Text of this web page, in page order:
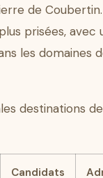
de
prisées, avec
les domaines
destinations
Candidats